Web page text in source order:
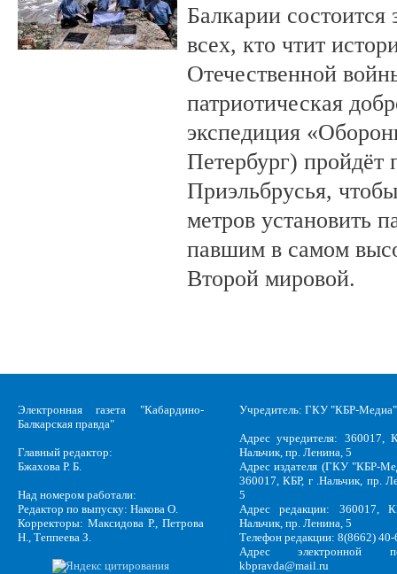
Балкарии состоится
всех, кто чтит
Отечественной
патриотическая
экспедиция
Петербург) пройдёт
Приэльбрусья,
метров установить
павшим в самом
Второй мировой.
Электронная газета "Кабардино-
Балкарская правда"
Главный редактор:
Бжахова Р. Б.
Над номером работали:
Редактор по выпуску: Накова О.
Корректоры: Максидова Р., Петрова
Н., Теппеева З.
Учредитель: ГКУ "КБР-Медиа"
Адрес учредителя: 360017,
Нальчик, пр. Ленина, 5
Адрес издателя (ГКУ "КБР-
360017, КБР, г .Нальчик, пр.
5
Адрес редакции: 360017,
Нальчик, пр. Ленина, 5
Телефон редакции: 8(8662)
Адрес электронной
kbpravda@mail.ru